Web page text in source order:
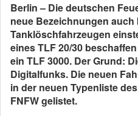
Berlin – Die deutschen
neue Bezeichnungen auch
Tanklöschfahrzeugen
eines TLF 20/30
ein TLF 3000. Der Grund:
Digitalfunks. Die neuen
in der neuen Typenliste
FNFW gelistet.